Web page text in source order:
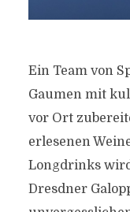
Ein Team von
Gaumen mit
vor Ort
erlesenen
Longdrinks
Dresdner